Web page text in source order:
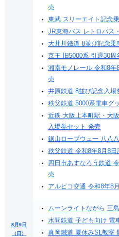
売
東武 スリーエイト記念
JR東海バス レトロバス
大井川鐵道 8並び記念乗
京王 旧5000系 引退30周
湘南モノレール 令和8
売
井原鉄道 8並び記念入場
秩父鉄道 5000系電車グ
近鉄 大阪上本町駅・大
入場券セット 発売
鋸山ロープウェー 八八
秩父鉄道 令和8年8月8
四日市あすなろう鉄道
売
アルピコ交通 令和8年8
8月9日
（日）
ムーンライトながら 三
水間鉄道 子ども向け 電
真岡鐵道 夏休みSL教室